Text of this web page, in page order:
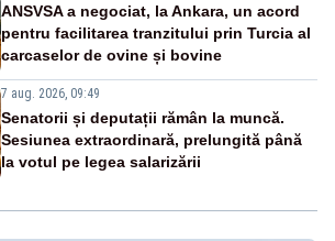
ANSVSA a negociat, la Ankara, un acord
pentru facilitarea tranzitului prin Turcia al
carcaselor de ovine și bovine
7 aug. 2026, 09:49
Senatorii și deputații rămân la muncă.
Sesiunea extraordinară, prelungită până
la votul pe legea salarizării